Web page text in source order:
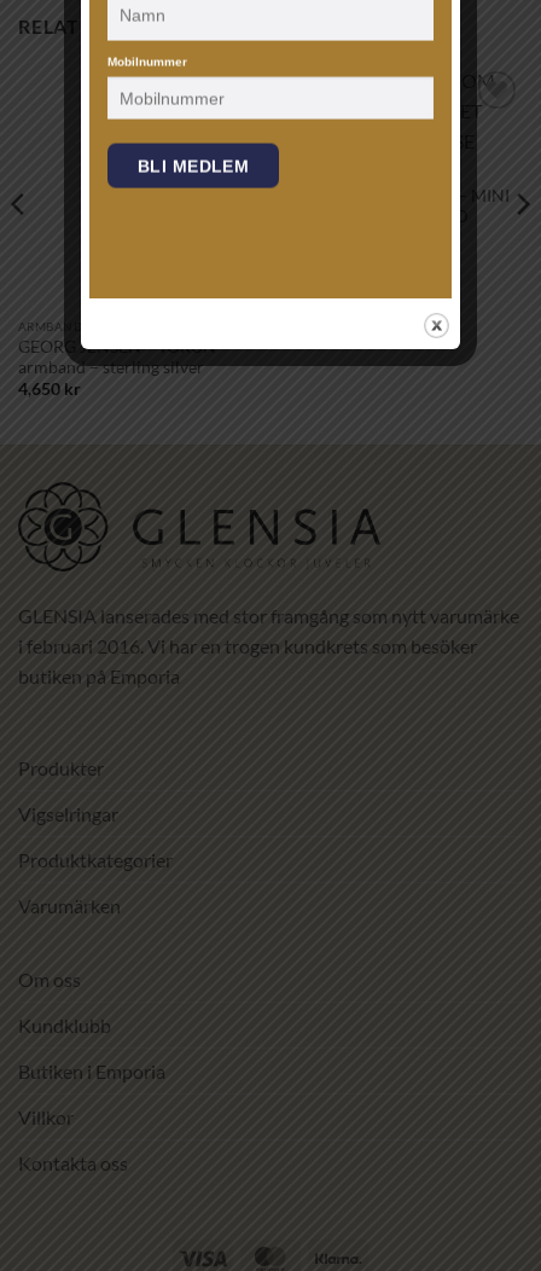
RELATERADE PRODUKTER
önskelistan!
ARMBAND
GEORG JENSEN – TORUN
armband – sterling silver
4,650 kr
CAROLINE SVEDBOM – MINI
GLENSIA lanserades med stor framgång som nytt varumärke
i februari 2016. Vi har en trogen kundkrets som besöker
butiken på Emporia
Produkter
Vigselringar
Produktkategorier
Varumärken
Om oss
Kundklubb
Butiken i Emporia
Villkor
Kontakta oss
Visa MasterCard
Mobilnummer
BLI MEDLEM